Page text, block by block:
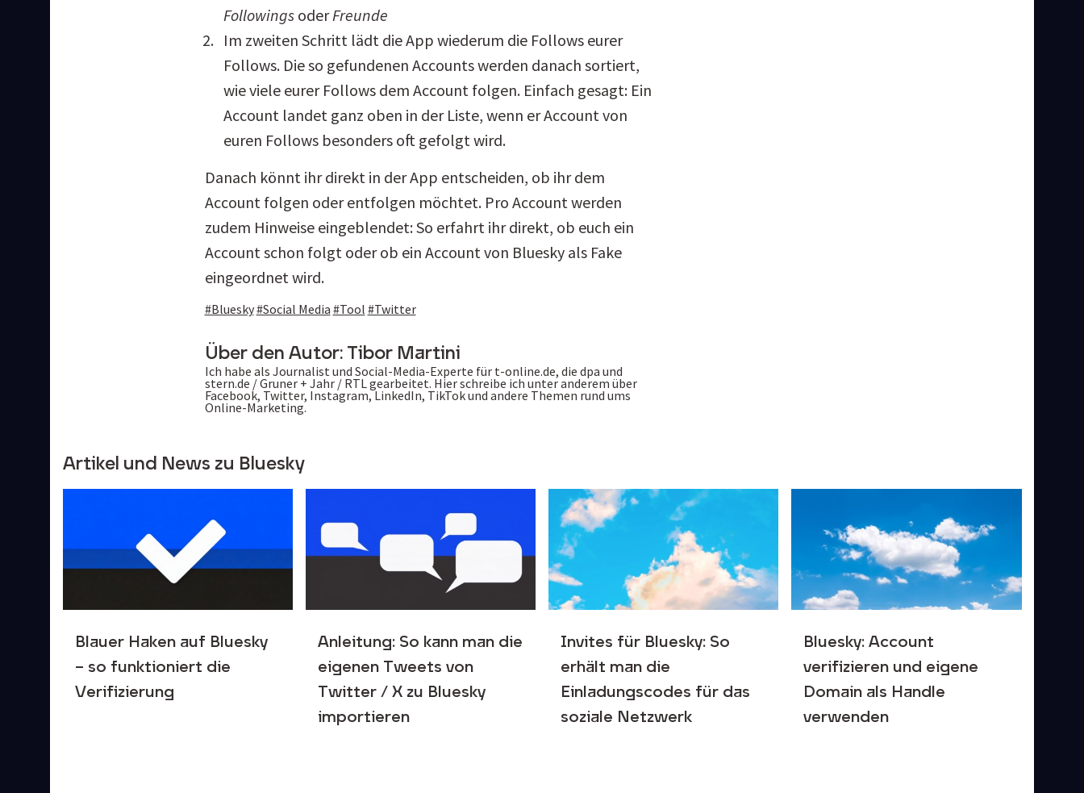
FollowingsoderFreunde
Im zweiten Schritt lädt die App wiederum die Follows eurer
Follows. Die so gefundenen Accounts werden danach sortiert,
wie viele eurer Follows dem Account folgen. Einfach gesagt: Ein
Account landet ganz oben in der Liste, wenn er Account von
euren Follows besonders oft gefolgt wird.
Danach könnt ihr direkt in der App entscheiden, ob ihr dem
Account folgen oder entfolgen möchtet. Pro Account werden
zudem Hinweise eingeblendet: So erfahrt ihr direkt, ob euch ein
Account schon folgt oder ob ein Account von Bluesky als Fake
eingeordnet wird.
#Bluesky#Social Media #Tool #Twitter
Über den Autor: Tibor Martini
Ich habe als Journalist und Social-Media-Experte für t-online.de, die dpa und
stern.de / Gruner + Jahr / RTL gearbeitet. Hier schreibe ich unter anderem über
Facebook, Twitter, Instagram, LinkedIn, TikTok und andere Themen rund ums
Online-Marketing.
Artikel und News zu Bluesky
Blauer Haken auf Bluesky
– so funktioniert die
Verifizierung
Anleitung: So kann man die
eigenen Tweets von
Twitter / X zu Bluesky
importieren
Invites für Bluesky: So
erhält man die
Einladungscodes für das
soziale Netzwerk
Bluesky: Account
verifizieren und eigene
Domain als Handle
verwenden